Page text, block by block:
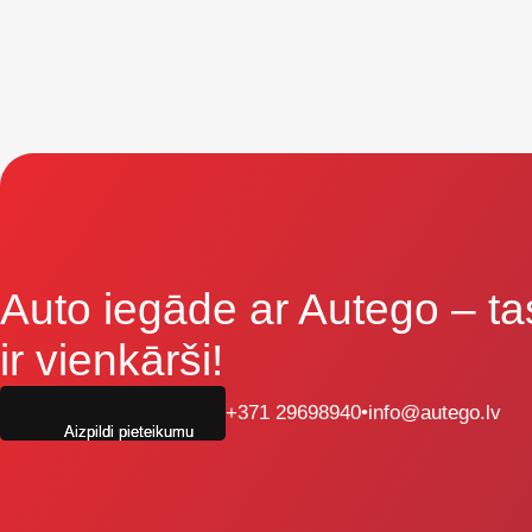
Auto iegāde ar Autego –
ir vienkārši!
+371 29698940•info@autego.lv